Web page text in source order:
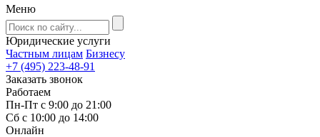
Меню
Юридические услуги
Частным лицам Бизнесу
+7 (495) 223-48-91
Заказать звонок
Работаем
Пн-Пт с 9:00 до 21:00
Сб с 10:00 до 14:00
Онлайн